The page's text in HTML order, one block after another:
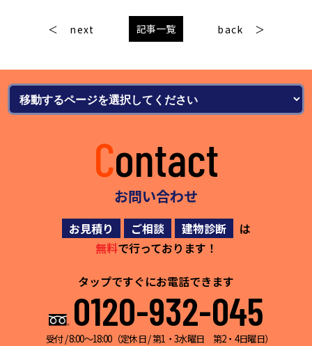
next 記事一覧 back
Contact
お問い合わせ
お見積り ご相談 建物診断
は
無料で行っております！
タップですぐにお電話できます
0120-932-045
受付 / 8:00～18:00（定休日 / 第1・3水曜日 第2・4日曜日）